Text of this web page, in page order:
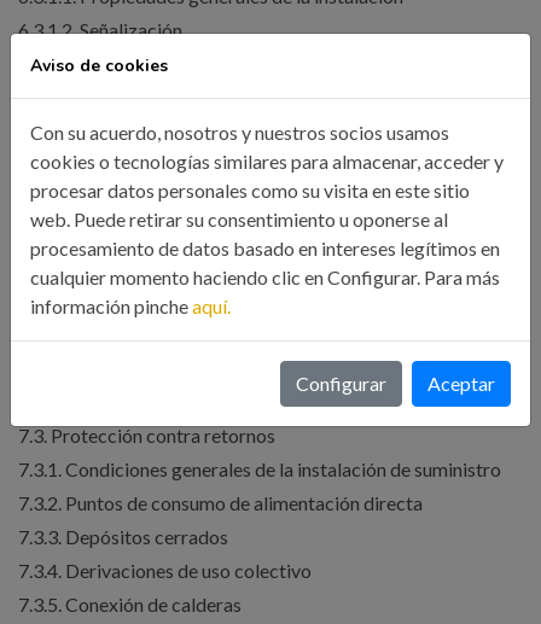
6.3.1.2. Señalización
6.3.1.3. Ahorro de agua
6.3.2. Diseño de los elementos que componen la instalación
6.3.2.1. Red de agua fría (AFCH)
6.4. Prevención de la legionelosis en instalaciones de agua
potable
6.4.1. Consideraciones de diseño
6.4.2. Protocolo de actuación
TEMA 5. EL AGUA CALIENTE SANITARIA
7.1. Distribución (impulsión y retorno)
7.3. Protección contra retornos
7.3.1. Condiciones generales de la instalación de suministro
7.3.2. Puntos de consumo de alimentación directa
7.3.3. Depósitos cerrados
7.3.4. Derivaciones de uso colectivo
7.3.5. Conexión de calderas
Aviso de cookies
Con su acuerdo, nosotros y nuestros socios usamos
cookies o tecnologías similares para almacenar, acceder y
procesar datos personales como su visita en este sitio
web. Puede retirar su consentimiento u oponerse al
procesamiento de datos basado en intereses legítimos en
cualquier momento haciendo clic en Configurar. Para más
información pincheaquí.
Configurar Aceptar